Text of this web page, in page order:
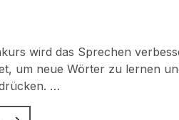
wird das Sprechen
um neue Wörter zu lernen
…